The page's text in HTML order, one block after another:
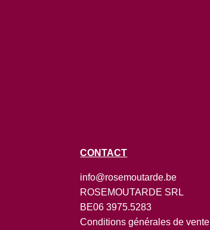
CONTACT
info@rosemoutarde.be
ROSEMOUTARDE SRL
BE06 3975.5283
Conditions générales de vente